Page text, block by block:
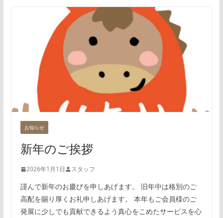
お知らせ
新年のご挨拶
2026年1月1日 スタッフ
謹んで新年のお慶びを申しあげます。 旧年中は格別のご
高配を賜り厚くお礼申しあげます。 本年もご会員様のご
発展に少しでも貢献できるよう真心をこめたサービスを心